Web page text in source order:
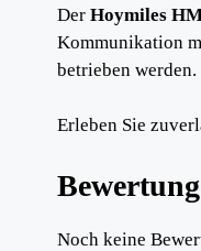
Der Hoymiles
Kommunikation
betrieben werden.
Erleben Sie
Noch keine